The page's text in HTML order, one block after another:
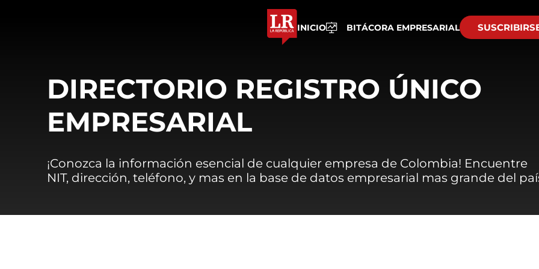
INICIO BITÁCORA EMPRESARIAL
DIRECTORIO REGISTRO ÚNICO
EMPRESARIAL
¡Conozca la información esencial de cualquier empresa de Colombia! Encuentre
NIT, dirección, teléfono, y mas en la base de datos empresarial mas grande del